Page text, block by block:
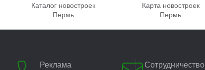
Каталог новостроек
Пермь
Карта новостроек
Пермь
Реклама Сотрудничество